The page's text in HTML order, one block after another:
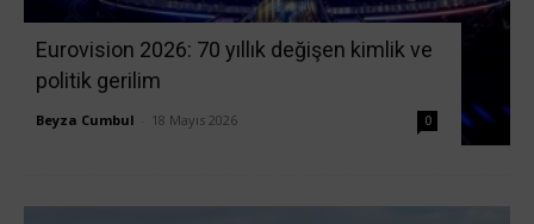
Eurovision 2026: 70 yıllık değişen kimlik ve
politik gerilim
Beyza Cumbul 18 Mayıs 2026 0